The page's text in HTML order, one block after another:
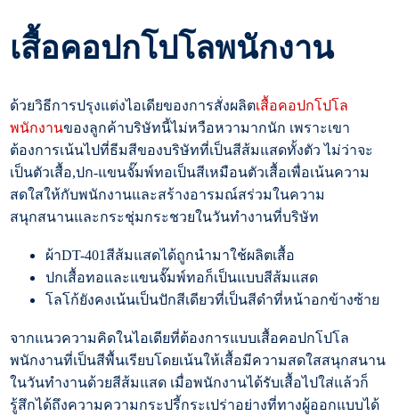
เสื้อคอปกโปโลพนักงาน
ด้วยวิธีการปรุงแต่งไอเดียของการสั่งผลิตเสื้อคอปกโปโล
พนักงานของลูกค้าบริษัทนี้ไม่หวือหวามากนัก เพราะเขา
ต้องการเน้นไปที่ธีมสีของบริษัทที่เป็นสีส้มแสดทั้งตัว ไม่ว่าจะ
เป็นตัวเสื้อ,ปก-แขนจั๊มพ์ทอเป็นสีเหมือนตัวเสื้อเพื่อเน้นความ
สดใสให้กับพนักงานและสร้างอารมณ์สร่วมในความ
สนุกสนานและกระชุ่มกระชวยในวันทำงานที่บริษัท
ผ้าDT-401สีส้มแสดได้ถูกนำมาใช้ผลิตเสื้อ
ปกเสื้อทอและแขนจั๊มพ์ทอก็เป็นแบบสีส้มแสด
โลโก้ยังคงเน้นเป็นปักสีเดียวที่เป็นสีดำที่หน้าอกข้างซ้าย
จากแนวความคิดในไอเดียที่ต้องการแบบเสื้อคอปกโปโล
พนักงานที่เป็นสีพื้นเรียบโดยเน้นให้เสื้อมีความสดใสสนุกสนาน
ในวันทำงานด้วยสีส้มแสด เมื่อพนักงานได้รับเสื้อไปใส่แล้วก็
รู้สึกได้ถึงความความกระปรี้กระเปร่าอย่างที่ทางผู้ออกแบบได้